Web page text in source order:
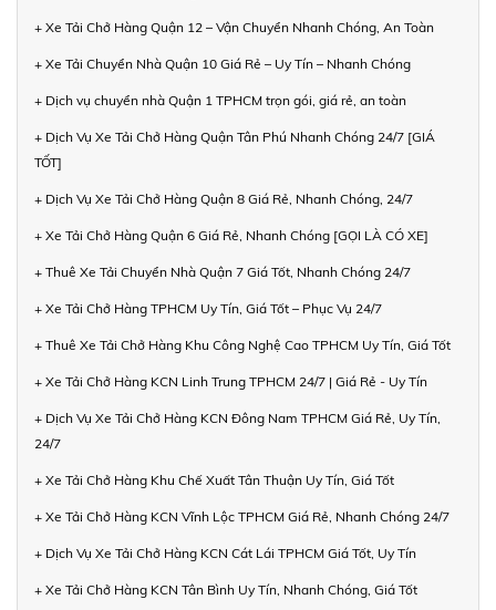
+ Xe Tải Chở Hàng Quận 12 – Vận Chuyển Nhanh Chóng, An Toàn
+ Xe Tải Chuyển Nhà Quận 10 Giá Rẻ – Uy Tín – Nhanh Chóng
+ Dịch vụ chuyển nhà Quận 1 TPHCM trọn gói, giá rẻ, an toàn
+ Dịch Vụ Xe Tải Chở Hàng Quận Tân Phú Nhanh Chóng 24/7 [GIÁ
TỐT]
+ Dịch Vụ Xe Tải Chở Hàng Quận 8 Giá Rẻ, Nhanh Chóng, 24/7
+ Xe Tải Chở Hàng Quận 6 Giá Rẻ, Nhanh Chóng [GỌI LÀ CÓ XE]
+ Thuê Xe Tải Chuyển Nhà Quận 7 Giá Tốt, Nhanh Chóng 24/7
+ Xe Tải Chở Hàng TPHCM Uy Tín, Giá Tốt – Phục Vụ 24/7
+ Thuê Xe Tải Chở Hàng Khu Công Nghệ Cao TPHCM Uy Tín, Giá Tốt
+ Xe Tải Chở Hàng KCN Linh Trung TPHCM 24/7 | Giá Rẻ - Uy Tín
+ Dịch Vụ Xe Tải Chở Hàng KCN Đông Nam TPHCM Giá Rẻ, Uy Tín,
24/7
+ Xe Tải Chở Hàng Khu Chế Xuất Tân Thuận Uy Tín, Giá Tốt
+ Xe Tải Chở Hàng KCN Vĩnh Lộc TPHCM Giá Rẻ, Nhanh Chóng 24/7
+ Dịch Vụ Xe Tải Chở Hàng KCN Cát Lái TPHCM Giá Tốt, Uy Tín
+ Xe Tải Chở Hàng KCN Tân Bình Uy Tín, Nhanh Chóng, Giá Tốt